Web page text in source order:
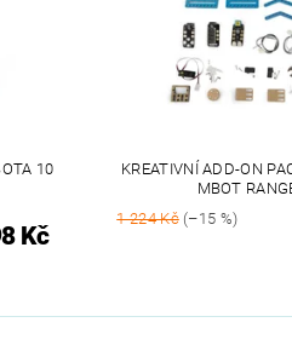
10
Kč
KREATIVNÍ ADD-ON
MBOT
1 224 Kč(–15 %)